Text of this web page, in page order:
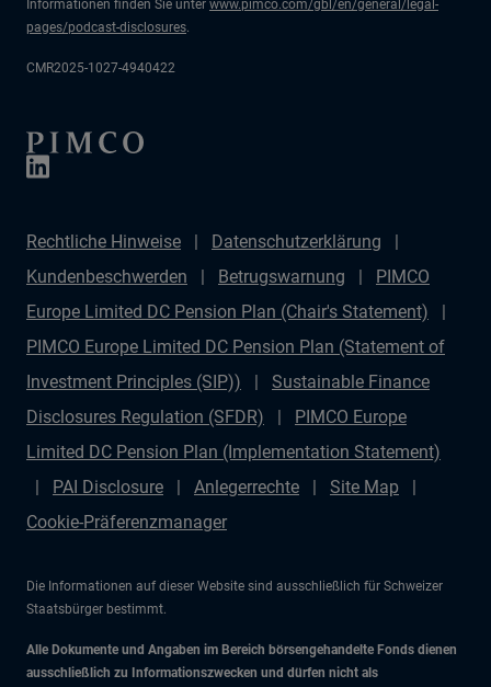
Informationen finden Sie unter www.pimco.com/gbl/en/general/legal-
pages/podcast-disclosures.
CMR2025-1027-4940422
Rechtliche Hinweise
Datenschutzerklärung
Kundenbeschwerden
Betrugswarnung
PIMCO
Europe Limited DC Pension Plan (Chair's Statement)
PIMCO Europe Limited DC Pension Plan (Statement of
Investment Principles (SIP))
Sustainable Finance
Disclosures Regulation (SFDR)
PIMCO Europe
Limited DC Pension Plan (Implementation Statement)
PAI Disclosure
Anlegerrechte
Site Map
Cookie-Präferenzmanager
Die Informationen auf dieser Website sind ausschließlich für Schweizer
Staatsbürger bestimmt.
Alle Dokumente und Angaben im Bereich börsengehandelte Fonds dienen
ausschließlich zu Informationszwecken und dürfen nicht als